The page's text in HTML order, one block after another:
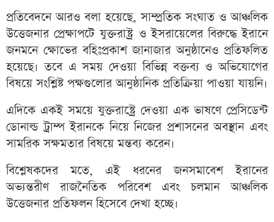
প্রতিবেদনে আরও বলা হয়েছে, সাম্প্রতিক সংঘাত ও আঞ্চলিক
উত্তেজনার প্রেক্ষাপটে যুক্তরাষ্ট্র ও ইসরায়েলের বিরুদ্ধে ইরানে
জনমনে ক্ষোভের বহিঃপ্রকাশ জানাজার অনুষ্ঠানেও প্রতিফলিত
হয়েছে। তবে এ সময় দেওয়া বিভিন্ন বক্তব্য ও অভিযোগের
বিষয়ে সংশ্লিষ্ট পক্ষগুলোর আনুষ্ঠানিক প্রতিক্রিয়া পাওয়া যায়নি।
এদিকে একই সময়ে যুক্তরাষ্ট্রে দেওয়া এক ভাষণে প্রেসিডেন্ট
ডোনাল্ড ট্রাম্প ইরানকে নিয়ে নিজের প্রশাসনের অবস্থান এবং
সামরিক সক্ষমতার বিষয়ে মন্তব্য করেন।
বিশ্লেষকদের মতে, এই ধরনের জনসমাবেশ ইরানের
অভ্যন্তরীণ রাজনৈতিক পরিবেশ এবং চলমান আঞ্চলিক
উত্তেজনার প্রতিফলন হিসেবে দেখা হচ্ছে।